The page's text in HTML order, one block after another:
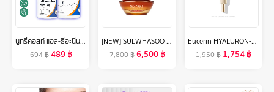
นูทรีคอสท์ แอล-ธีอะนีน 200 mg แคปซูล Nutricost L-Theanine /กินร่วมกับ ถั่งเช่า น้ำมันปลา โอเมก้า 3 กระเทียมสกัด กาบา กิงโกะ กรีนที แอล-กลูตามีน วิตามินบี วิตามินซี กรดอะมิโน
694฿489฿
[NEW] SULWHASOO Concentrated Ginseng Rejuvenating Cream Rich 50ML ผิวแห้ง-ผิวธรรมดา โซลวาซู ครีมบำรุงหน้า ลดเลือนริ้วรอยแห่งวัย เพิ่มความเต่งตึง แน่นกระชับ (ปรับสูตรใหม่)
7,800฿6,500฿
Eucerin HYALURON-FILLER + ELASTICITY EYE CREAM SPF20 15 ML (ยูเซอริน ไฮยาลูรอน อายครีม บำรุงรอบดวงตา ลดเลือนริ้วรอย)
1,950฿ 1,754฿